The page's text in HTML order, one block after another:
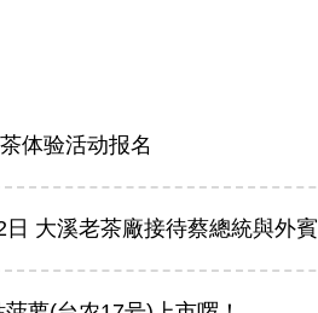
体验活动报名
大溪老茶廠接待蔡總統與外賓